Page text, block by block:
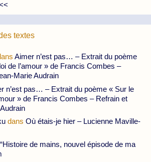
textes
Aimer n’est pas… – Extrait du poème
de l’amour » de Francis Combes –
Marie Audrain
n’est pas… – Extrait du poème « Sur le
» de Francis Combes – Refrain et
dans Où étais-je hier – Lucienne Maville-
“Histoire de mains, nouvel épisode de ma